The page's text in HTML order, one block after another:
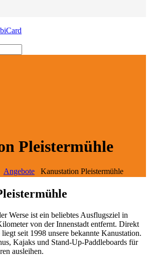
Pleistermühle
Angebote Kanustation Pleistermühle
Werse ist ein beliebtes Ausflugsziel in
von der Innenstadt entfernt. Direkt
seit 1998 unsere bekannte Kanustation.
Kajaks und Stand-Up-Paddleboards für
ausleihen.